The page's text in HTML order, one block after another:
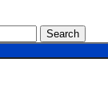
Search